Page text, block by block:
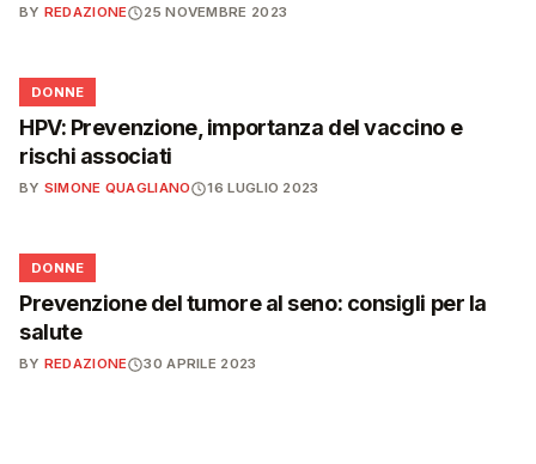
BY REDAZIONE 25 NOVEMBRE 2023
🌸
DONNE
HPV: Prevenzione, importanza del vaccino e
rischi associati
BY SIMONE QUAGLIANO 16 LUGLIO 2023
🌸
DONNE
Prevenzione del tumore al seno: consigli per la
salute
BY REDAZIONE 30 APRILE 2023